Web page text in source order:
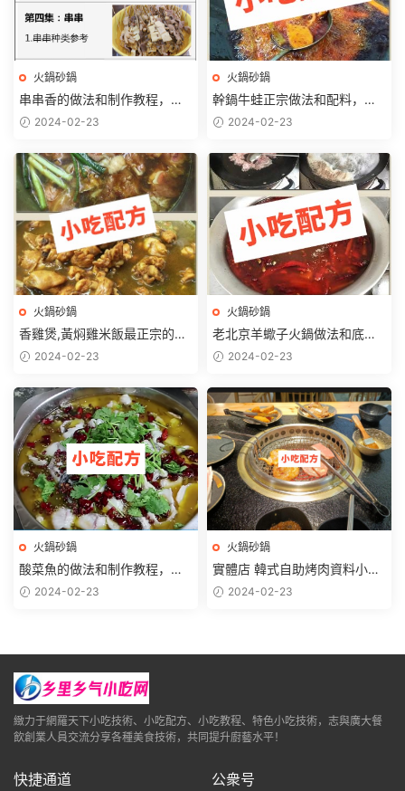
火鍋砂鍋
串串香的做法和制作教程，正
宗技術培訓教程配方教學視頻
2024-02-23
火鍋砂鍋
幹鍋牛蛙正宗做法和配料，技
術培訓教程配方教學視頻
2024-02-23
火鍋砂鍋
香雞煲,黃焖雞米飯最正宗的做
法和配料,正宗技術培訓教程配
2024-02-23
火鍋砂鍋
老北京羊蠍子火鍋做法和底料
炒制配方,正宗技術教程視頻大
2024-02-23
火鍋砂鍋
酸菜魚的做法和制作教程，正
宗商用配方教程
2024-02-23
火鍋砂鍋
實體店 韓式自助烤肉資料小吃
技術聯盟
2024-02-23
緻力于網羅天下小吃技術、小吃配方、小吃教程、特色小吃技術，志與廣大餐
飲創業人員交流分享各種美食技術，共同提升廚藝水平！
快捷通道 公衆号